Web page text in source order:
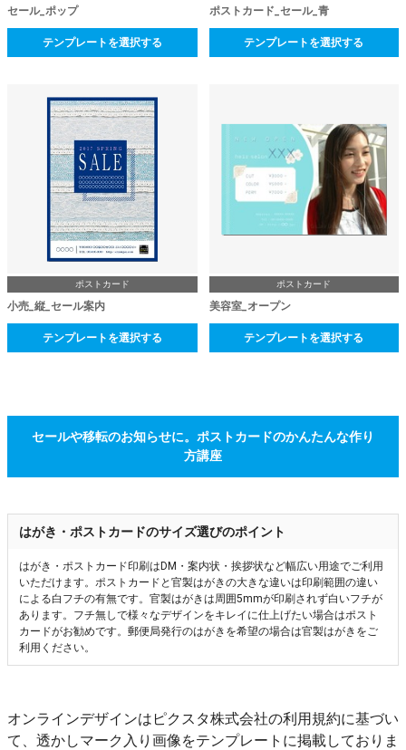
セール_ポップ
テンプレートを選択する
ポストカード_セール_青
テンプレートを選択する
ポストカード
小売_縦_セール案内
テンプレートを選択する
ポストカード
美容室_オープン
テンプレートを選択する
セールや移転のお知らせに。ポストカードのかんたんな作り
方講座
はがき・ポストカードのサイズ選びのポイント
はがき・ポストカード印刷はDM・案内状・挨拶状など幅広い用途でご利用
いただけます。ポストカードと官製はがきの大きな違いは印刷範囲の違い
による白フチの有無です。官製はがきは周囲5mmが印刷されず白いフチが
あります。フチ無しで様々なデザインをキレイに仕上げたい場合はポスト
カードがお勧めです。郵便局発行のはがきを希望の場合は官製はがきをご
利用ください。
オンラインデザインはピクスタ株式会社の利用規約に基づい
て、透かしマーク入り画像をテンプレートに掲載しておりま